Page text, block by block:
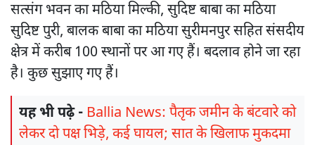
सत्संग भवन का मठिया मिल्की, सुदिष्ट बाबा का मठिया
सुदिष्ट पुरी, बालक बाबा का मठिया सुरीमनपुर सहित संसदीय
क्षेत्र में करीब 100 स्थानों पर आ गए हैं। बदलाव होने जा रहा
है। कुछ सुझाए गए हैं।
यह भी पढ़े - Ballia News: पैतृक जमीन के बंटवारे को
लेकर दो पक्ष भिड़े, कई घायल; सात के खिलाफ मुकदमा